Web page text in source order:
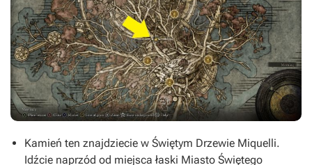
Kamień ten znajdziecie w Świętym Drzewie Miquelli.
Idźcie naprzód od miejsca łaski Miasto Świętego